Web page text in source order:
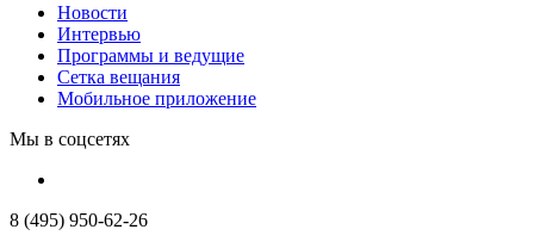
Новости
Интервью
Программы и ведущие
Сетка вещания
Мобильное приложение
Мы в соцсетях
8 (495) 950-62-26